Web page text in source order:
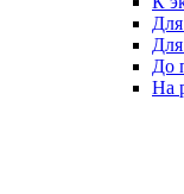
Для
До
На